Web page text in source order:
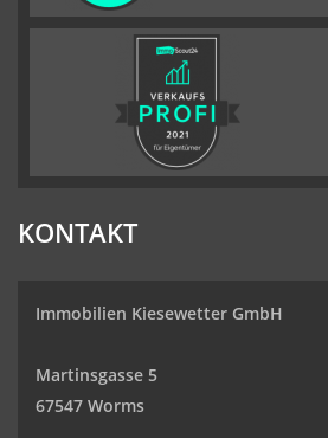
KONTAKT
Immobilien Kiesewetter GmbH
Martinsgasse 5
67547 Worms